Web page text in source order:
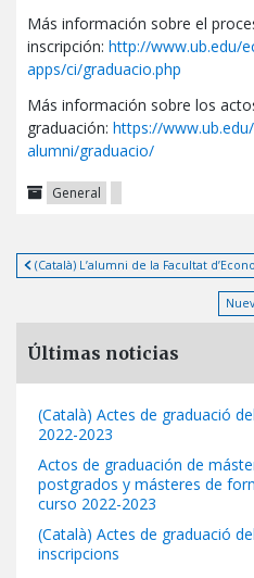
Más información sobre el
inscripción: http://www.ub.edu/
apps/ci/graduacio.php
Más información sobre los
graduación: https://
alumni/graduacio/
General
(Català) L’alumni de la Facultat
Últimas noticias
(Català) Actes de graduació
2022-2023
Actos de graduación de
postgrados y másteres de
curso 2022-2023
(Català) Actes de graduació
inscripcions